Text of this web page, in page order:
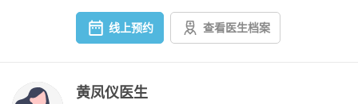
线上预约 查看医生档案
黄凤仪医生